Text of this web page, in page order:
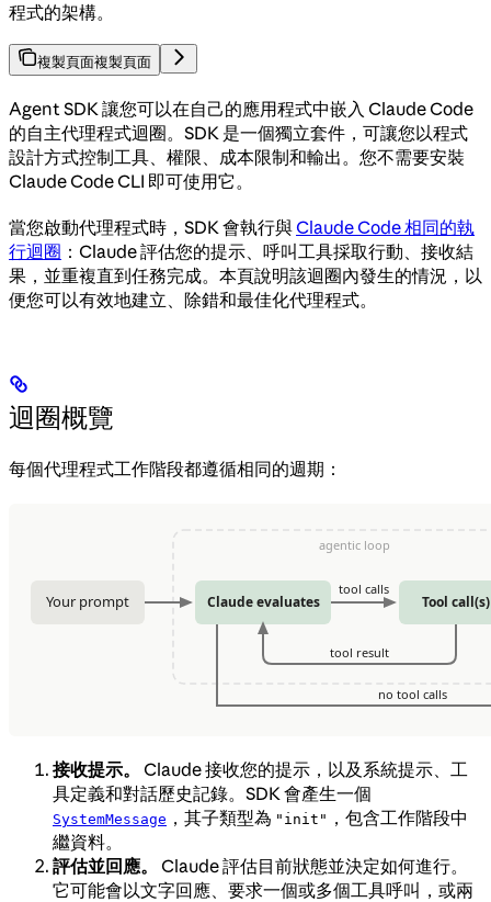
程式的架構。
複製頁面複製頁面
Agent SDK 讓您可以在自己的應用程式中嵌入 Claude Code
的自主代理程式迴圈。SDK 是一個獨立套件，可讓您以程式
設計方式控制工具、權限、成本限制和輸出。您不需要安裝
Claude Code CLI 即可使用它。
當您啟動代理程式時，SDK 會執行與Claude Code 相同的執
行迴圈 ：Claude 評估您的提示、呼叫工具採取行動、接收結
果，並重複直到任務完成。本頁說明該迴圈內發生的情況，以
便您可以有效地建立、除錯和最佳化代理程式。
迴圈概覽
每個代理程式工作階段都遵循相同的週期：
接收提示。
Claude 接收您的提示，以及系統提示、工
具定義和對話歷史記錄。SDK 會產生一個
SystemMessage ，其子類型為 "init" ，包含工作階段中
繼資料。
評估並回應。
Claude 評估目前狀態並決定如何進行。
它可能會以文字回應、要求一個或多個工具呼叫，或兩